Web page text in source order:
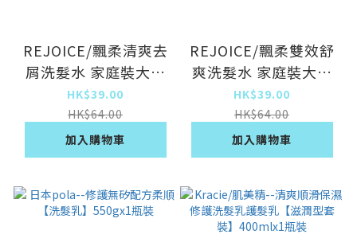
REJOICE/飄柔清爽去
屑洗髮水 家庭裝大容
量（蘭花750g）
HK$39.00
HK$64.00
加入購物車
REJOICE/飄柔雙效舒
爽洗髮水 家庭裝大容
量（蘆薈750g）
HK$39.00
HK$64.00
加入購物車